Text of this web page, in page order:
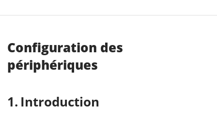
Configuration des
périphériques
Introduction